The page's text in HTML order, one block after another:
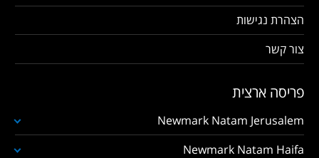
הצהרת נגישות
צור קשר
פריסה ארצית
Newmark Natam Jerusalem
Newmark Natam Haifa